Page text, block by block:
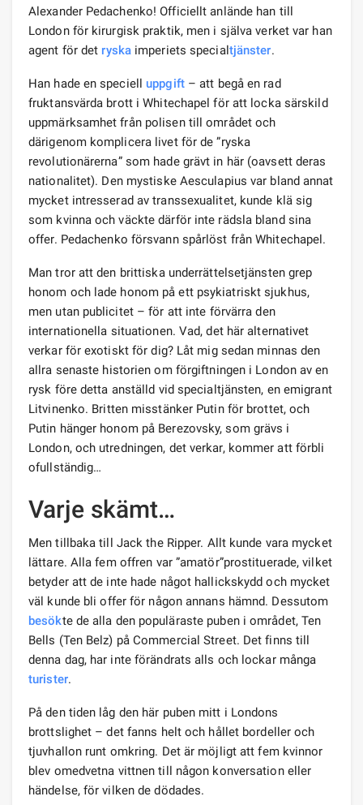
Alexander Pedachenko! Officiellt anlände han till
London för kirurgisk praktik, men i själva verket var han
agent för det ryskaimperiets specialtjänster.
Han hade en specielluppgift– att begå en rad
fruktansvärda brott i Whitechapel för att locka särskild
uppmärksamhet från polisen till området och
därigenom komplicera livet för de ”ryska
revolutionärerna” som hade grävt in här (oavsett deras
nationalitet). Den mystiske Aesculapius var bland annat
mycket intresserad av transsexualitet, kunde klä sig
som kvinna och väckte därför inte rädsla bland sina
offer. Pedachenko försvann spårlöst från Whitechapel.
Man tror att den brittiska underrättelsetjänsten grep
honom och lade honom på ett psykiatriskt sjukhus,
men utan publicitet – för att inte förvärra den
internationella situationen. Vad, det här alternativet
verkar för exotiskt för dig? Låt mig sedan minnas den
allra senaste historien om förgiftningen i London av en
rysk före detta anställd vid specialtjänsten, en emigrant
Litvinenko. Britten misstänker Putin för brottet, och
Putin hänger honom på Berezovsky, som grävs i
London, och utredningen, det verkar, kommer att förbli
ofullständig…
Varje skämt…
Men tillbaka till Jack the Ripper. Allt kunde vara mycket
lättare. Alla fem offren var ”amatör”prostituerade, vilket
betyder att de inte hade något hallickskydd och mycket
väl kunde bli offer för någon annans hämnd. Dessutom
besökte de alla den populäraste puben i området, Ten
Bells (Ten Belz) på Commercial Street. Det finns till
denna dag, har inte förändrats alls och lockar många
turister.
På den tiden låg den här puben mitt i Londons
brottslighet – det fanns helt och hållet bordeller och
tjuvhallon runt omkring. Det är möjligt att fem kvinnor
blev omedvetna vittnen till någon konversation eller
händelse, för vilken de dödades.